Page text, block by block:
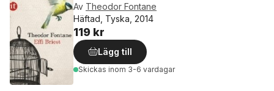
Av Theodor Fontane
Häftad, Tyska, 2014
119 kr
Lägg till
Skickas inom 3-6 vardagar